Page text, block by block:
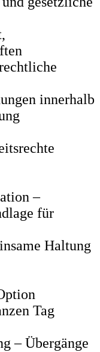
innerhalb
–
für
Haltung
Tag
– Übergänge